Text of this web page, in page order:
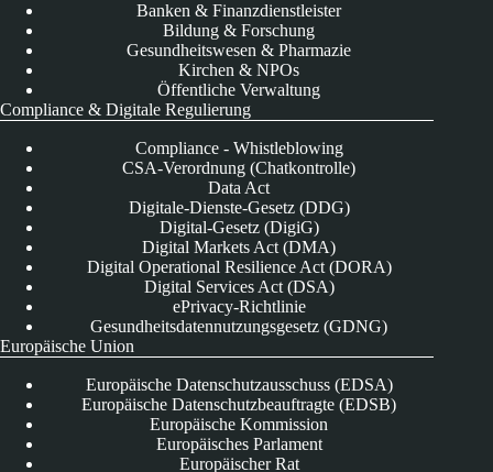
Banken & Finanzdienstleister
Bildung & Forschung
Gesundheitswesen & Pharmazie
Kirchen & NPOs
Öffentliche Verwaltung
Compliance & Digitale Regulierung
Compliance - Whistleblowing
CSA-Verordnung (Chatkontrolle)
Data Act
Digitale-Dienste-Gesetz (DDG)
Digital-Gesetz (DigiG)
Digital Markets Act (DMA)
Digital Operational Resilience Act (DORA)
Digital Services Act (DSA)
ePrivacy-Richtlinie
Gesundheitsdatennutzungsgesetz (GDNG)
Europäische Union
Europäische Datenschutzausschuss (EDSA)
Europäische Datenschutzbeauftragte (EDSB)
Europäische Kommission
Europäisches Parlament
Europäischer Rat